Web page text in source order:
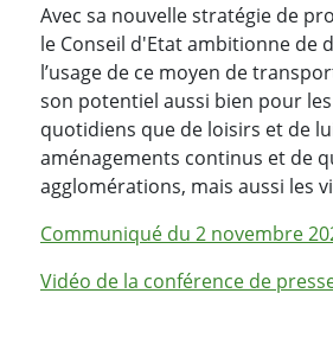
Avec sa nouvelle stratégie de
le Conseil d'Etat ambitionne de
l’usage de ce moyen de
son potentiel aussi bien pour
quotidiens que de loisirs et de
aménagements continus et de
agglomérations, mais aussi les
Communiqué du 2 novembre
Vidéo de la conférence de